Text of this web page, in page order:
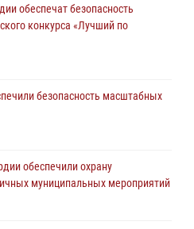
25-летию канонизации
обеспечат безопасность
конкурса «Лучший по
безопасность масштабных
обеспечили охрану
муниципальных мероприятий